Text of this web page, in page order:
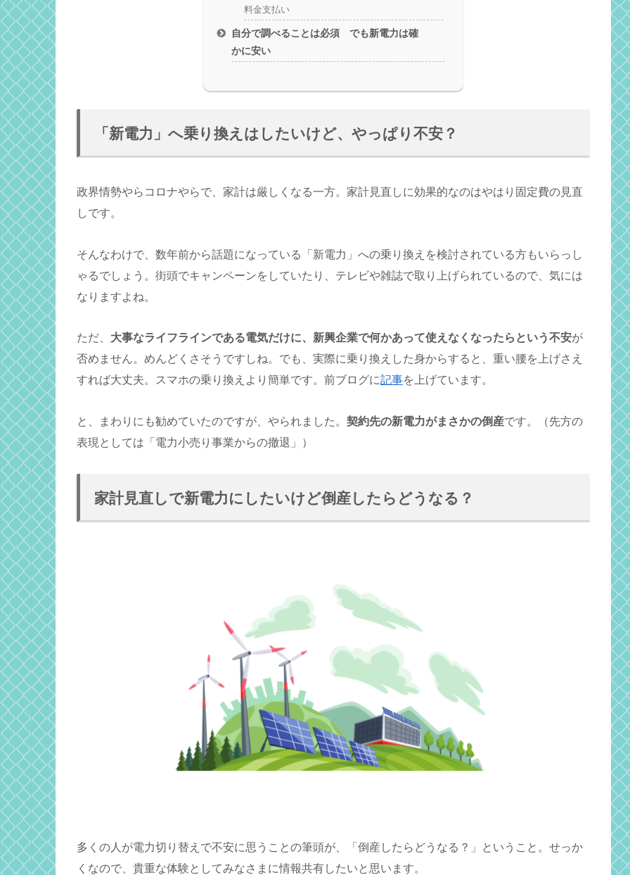
料金支払い
自分で調べることは必須 でも新電力は確
かに安い
「新電力」へ乗り換えはしたいけど、やっぱり不安？
政界情勢やらコロナやらで、家計は厳しくなる一方。家計見直しに効果的なのはやはり固定費の見直
しです。
そんなわけで、数年前から話題になっている「新電力」への乗り換えを検討されている方もいらっし
ゃるでしょう。街頭でキャンペーンをしていたり、テレビや雑誌で取り上げられているので、気には
なりますよね。
ただ、 大事なライフラインである電気だけに、新興企業で何かあって使えなくなったらという不安が
否めません。めんどくさそうですしね。でも、実際に乗り換えした身からすると、重い腰を上げさえ
すれば大丈夫。スマホの乗り換えより簡単です。前ブログに記事を上げています。
と、まわりにも勧めていたのですが、やられました。 契約先の新電力がまさかの倒産です。（先方の
表現としては「電力小売り事業からの撤退」）
家計見直しで新電力にしたいけど倒産したらどうなる？
多くの人が電力切り替えで不安に思うことの筆頭が、「倒産したらどうなる？」ということ。せっか
くなので、貴重な体験としてみなさまに情報共有したいと思います。